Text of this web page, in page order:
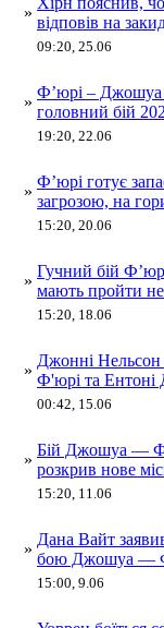
»
відповів на
09:20, 25.06
»
Ф’юрі – Джошуа
головний бій
19:20, 22.06
»
Ф’юрі готує
загрозою, на
15:20, 20.06
»
Гучний бій
мають пройти
15:20, 18.06
»
Джонні
Ф'юрі та
00:42, 15.06
»
Бій Джошуа —
розкрив нове
15:20, 11.06
»
Дана Вайт
бою Джошуа —
15:00, 9.06